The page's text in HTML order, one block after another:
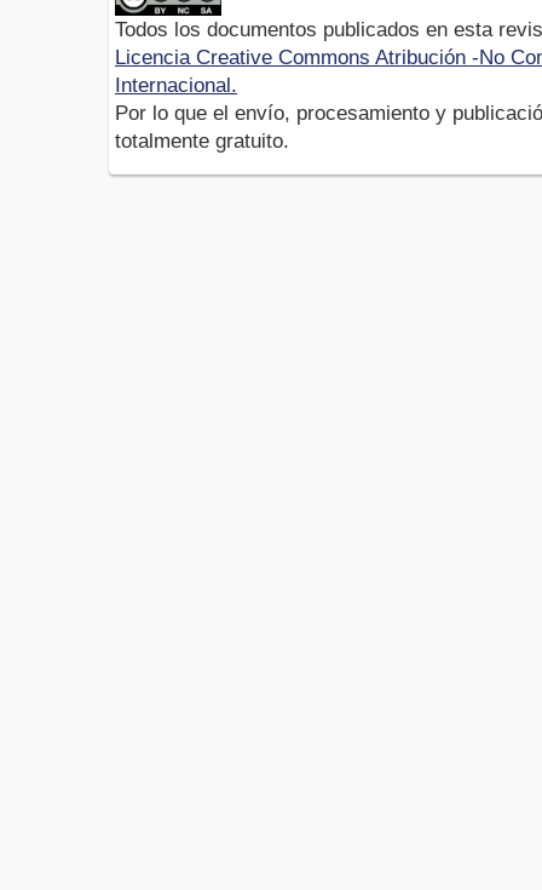
Todos los documentos publicados en esta
Licencia Creative Commons Atribución -No
Internacional.
Por lo que el envío, procesamiento y
totalmente gratuito.